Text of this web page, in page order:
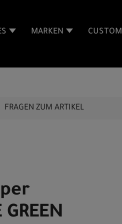
MARKEN CUSTOM
FRAGEN ZUM ARTIKEL